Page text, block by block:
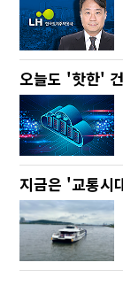
오늘도 '핫한'
지금은 '교통시